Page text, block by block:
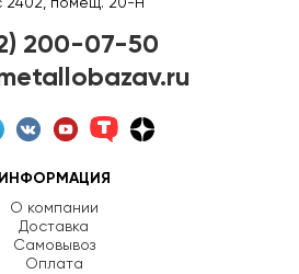
2402, помещ. 20-Н
200-07-50
ИНФОРМАЦИЯ
О компании
Доставка
Самовывоз
Оплата